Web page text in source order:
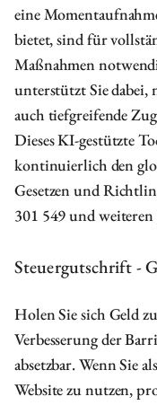
eine
bietet, sind für
Maßnahmen
unterstützt Sie dabei,
auch tiefgreifende
Dieses KI-gestützte
kontinuierlich den
Gesetzen und
301 549 und
Steuergutschrift -
Holen Sie sich Geld
Verbesserung der
absetzbar. Wenn Sie
Website zu nutzen,